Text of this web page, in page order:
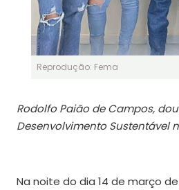
Reprodução: Fema
Rodolfo Paião de Campos,
Desenvolvimento
Na noite do dia 14 de março